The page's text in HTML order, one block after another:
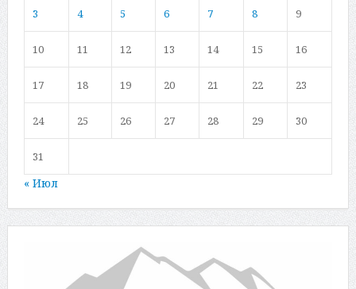
3 4 5 6 7 8 9
10 11 12 13 14 15 16
17 18 19 20 21 22 23
24 25 26 27 28 29 30
31
« Июл